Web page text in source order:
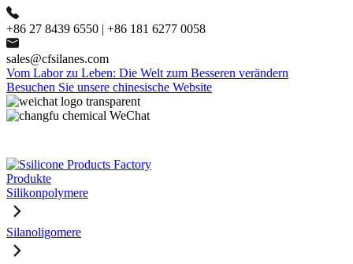
+86 27 8439 6550 | +86 181 6277 0058
sales@cfsilanes.com
Vom Labor zu Leben: Die Welt zum Besseren verändern
Besuchen Sie unsere chinesische Website
Produkte
Silikonpolymere
Silanoligomere